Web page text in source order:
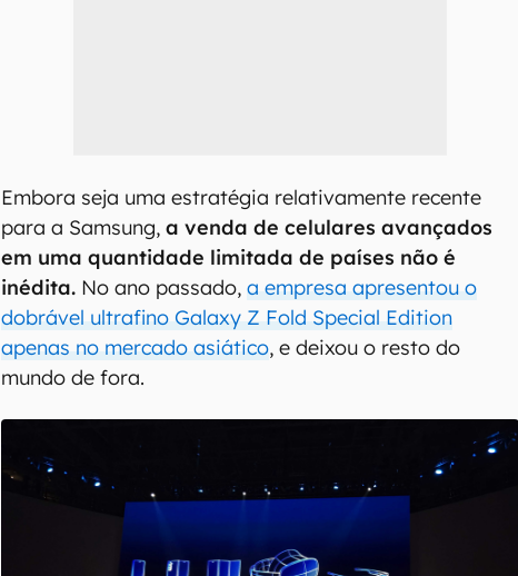
Embora seja uma estratégia relativamente recente
para a Samsung,a venda de celulares avançados
em uma quantidade limitada de países não é
inédita. No ano passado,a empresa apresentou o
dobrável ultrafino Galaxy Z Fold Special Edition
apenas no mercado asiático, e deixou o resto do
mundo de fora.